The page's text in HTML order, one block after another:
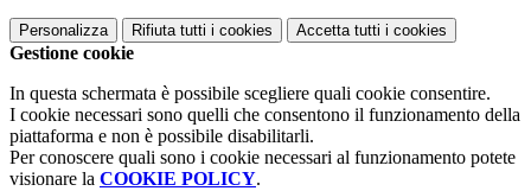
Personalizza Rifiuta tutti i cookies Accetta tutti i cookies
Gestione cookie
In questa schermata è possibile scegliere quali cookie consentire.
I cookie necessari sono quelli che consentono il funzionamento della
piattaforma e non è possibile disabilitarli.
Per conoscere quali sono i cookie necessari al funzionamento potete
visionare la COOKIE POLICY.